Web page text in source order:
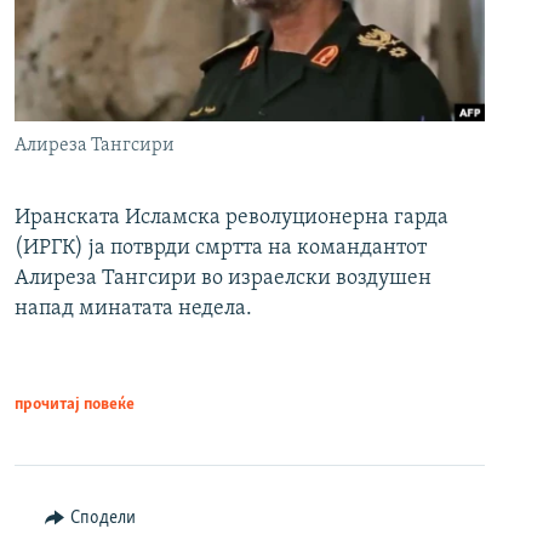
Алиреза Тангсири
Иранската Исламска револуционерна гарда
(ИРГК) ја потврди смртта на командантот
Алиреза Тангсири во израелски воздушен
напад минатата недела.
прочитај повеќе
Сподели